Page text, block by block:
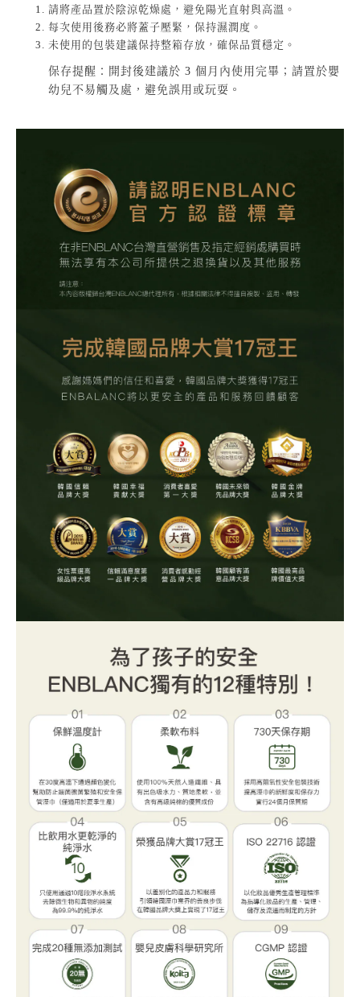
請將產品置於陰涼乾燥處，避免陽光直射與高溫。
每次使用後務必將蓋子壓緊，保持濕潤度。
未使用的包裝建議保持整箱存放，確保品質穩定。
保存提醒：開封後建議於 3 個月內使用完畢；請置於嬰
幼兒不易觸及處，避免誤用或玩耍。